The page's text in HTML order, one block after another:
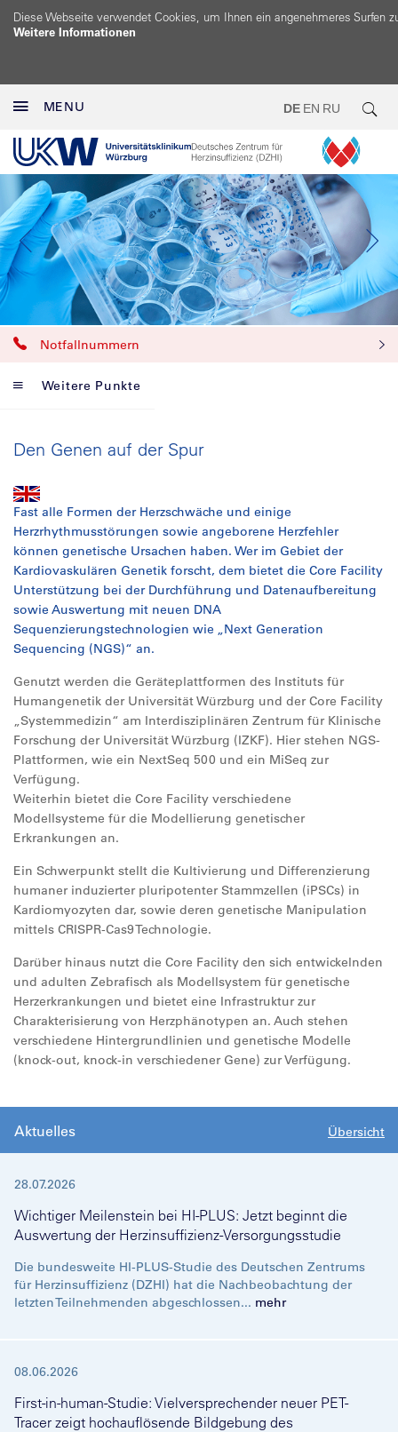
Diese Webseite verwendet Cookies, um Ihnen ein angenehmeres Surfen
Weitere Informationen
MENU DE EN RU
Notfallnummern
Weitere Punkte
Den Genen auf der Spur
Fast alle Formen der Herzschwäche und einige
Herzrhythmusstörungen sowie angeborene Herzfehler
können genetische Ursachen haben. Wer im Gebiet der
Kardiovaskulären Genetik forscht, dem bietet die Core Facility
Unterstützung bei der Durchführung und Datenaufbereitung
sowie Auswertung mit neuen DNA
Sequenzierungstechnologien wie „Next Generation
Sequencing (NGS)“ an.
Genutzt werden die Geräteplattformen des Instituts für
Humangenetik der Universität Würzburg und der Core Facility
„Systemmedizin“ am Interdisziplinären Zentrum für Klinische
Forschung der Universität Würzburg (IZKF). Hier stehen NGS-
Plattformen, wie ein NextSeq 500 und ein MiSeq zur
Verfügung.
Weiterhin bietet die Core Facility verschiedene
Modellsysteme für die Modellierung genetischer
Erkrankungen an.
Ein Schwerpunkt stellt die Kultivierung und Differenzierung
humaner induzierter pluripotenter Stammzellen (iPSCs) in
Kardiomyozyten dar, sowie deren genetische Manipulation
mittels CRISPR-Cas9 Technologie.
Darüber hinaus nutzt die Core Facility den sich entwickelnden
und adulten Zebrafisch als Modellsystem für genetische
Herzerkrankungen und bietet eine Infrastruktur zur
Charakterisierung von Herzphänotypen an. Auch stehen
verschiedene Hintergrundlinien und genetische Modelle
(knock-out, knock-in verschiedener Gene) zur Verfügung.
Aktuelles Übersicht
28.07.2026
Wichtiger Meilenstein bei HI-PLUS: Jetzt beginnt die
Auswertung der Herzinsuffizienz-Versorgungsstudie
Die bundesweite HI-PLUS-Studie des Deutschen Zentrums
für Herzinsuffizienz (DZHI) hat die Nachbeobachtung der
letzten Teilnehmenden abgeschlossen... mehr
08.06.2026
First-in-human-Studie: Vielversprechender neuer PET-
Tracer zeigt hochauflösende Bildgebung des